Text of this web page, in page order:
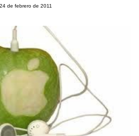
24 de febrero de 2011